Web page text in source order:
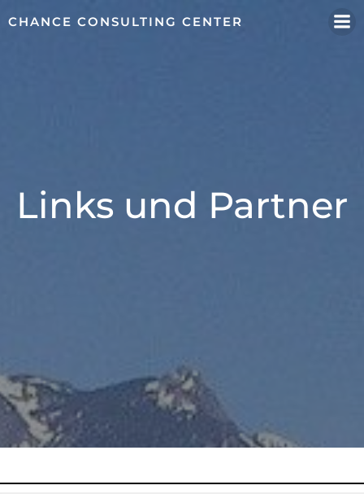
Inhalt
CHANCE CONSULTING CENTER
Links und Partner